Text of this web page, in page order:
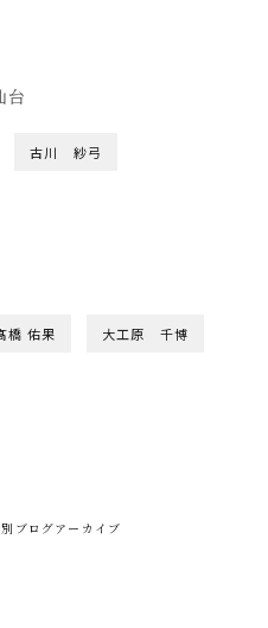
台
古川 紗弓
橋 佑果 大工原 千博
ブログアーカイブ